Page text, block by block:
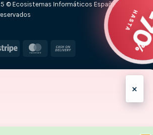
Ecosistemas Informáticos España SL –
Stripe MasterCard
×